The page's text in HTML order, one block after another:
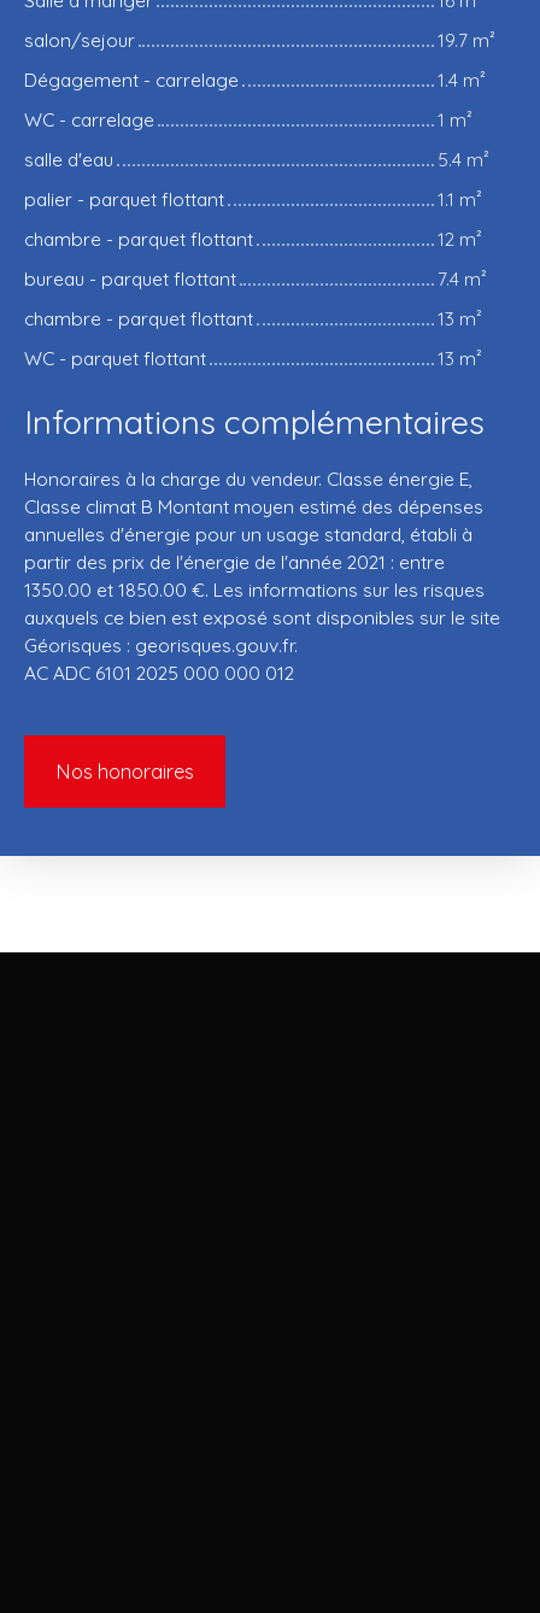
salon/sejour
19.7 m²
Dégagement - carrelage
1.4 m²
WC - carrelage
1 m²
salle d'eau
5.4 m²
palier - parquet flottant
1.1 m²
chambre - parquet flottant
12 m²
bureau - parquet flottant
7.4 m²
chambre - parquet flottant
13 m²
WC - parquet flottant
13 m²
Informations complémentaires
Honoraires à la charge du vendeur. Classe énergie E,
Classe climat B Montant moyen estimé des dépenses
annuelles d'énergie pour un usage standard, établi à
partir des prix de l'énergie de l'année 2021 : entre
1350.00 et 1850.00 €. Les informations sur les risques
auxquels ce bien est exposé sont disponibles sur le site
Géorisques : georisques.gouv.fr.
AC ADC 6101 2025 000 000 012
Nos honoraires